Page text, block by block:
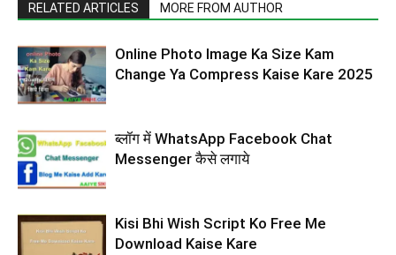
RELATED ARTICLES MORE FROM AUTHOR
Online Photo Image Ka Size Kam
Change Ya Compress Kaise Kare 2025
ब्लॉग में WhatsApp Facebook Chat
Messenger कैसे लगाये
Kisi Bhi Wish Script Ko Free Me
Download Kaise Kare